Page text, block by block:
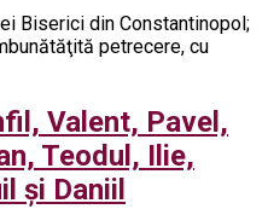
Biserici din Constantinopol;
petrecere, cu
Valent, Pavel,
Teodul, Ilie,
și Daniil